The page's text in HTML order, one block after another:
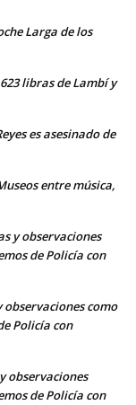
Larga de los
623 libras de Lambí y
es asesinado de
entre música,
y observaciones
de Policía con
como
Policía con
observaciones
de Policía con